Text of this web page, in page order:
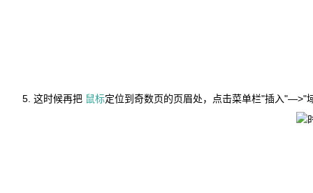
这时候再把 鼠标定位到奇数页的页眉处，点击菜单栏"插入"—>"